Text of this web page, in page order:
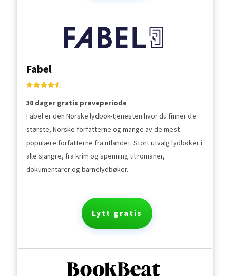
Fabel
30 dager gratis prøveperiode
Fabel er den Norske lydbok-tjenesten hvor du finner de
største, Norske forfatterne og mange av de mest
populære forfatterne fra utlandet. Stort utvalg lydbøker i
alle sjangre, fra krim og spenning til romaner,
dokumentarer og barnelydbøker.
Lytt gratis